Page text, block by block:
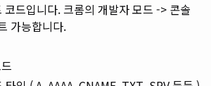
코드입니다. 크롬의 개발자 모드 -> 콘솔
가능합니다.